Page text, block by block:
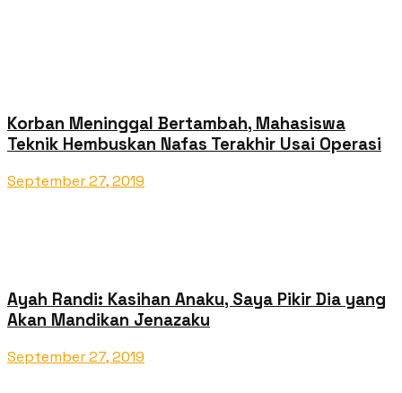
Korban Meninggal Bertambah, Mahasiswa
Teknik Hembuskan Nafas Terakhir Usai Operasi
September 27, 2019
Ayah Randi: Kasihan Anaku, Saya Pikir Dia yang
Akan Mandikan Jenazaku
September 27, 2019